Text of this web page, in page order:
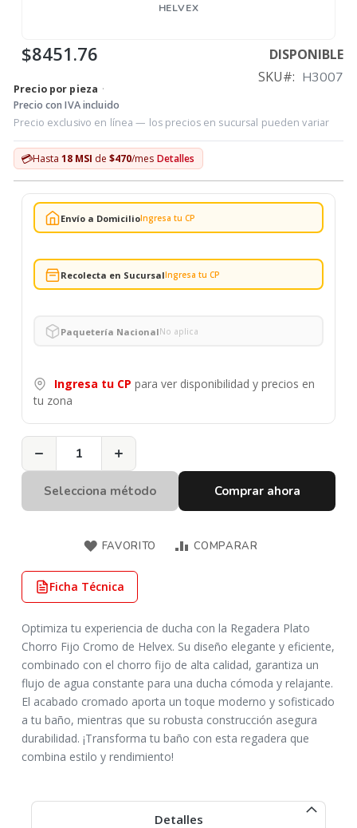
HELVEX
$8451.76
DISPONIBLE
SKU
H3007
Precio por pieza ·
Precio con IVA incluido
Precio exclusivo en línea — los precios en sucursal pueden variar
💳Hasta 18 MSI de $470/mes Detalles
Envío a DomicilioIngresa tu CP
Recolecta en SucursalIngresa tu CP
Paquetería NacionalNo aplica
Ingresa tu CP para ver disponibilidad y precios en
tu zona
− +
Selecciona método Comprar ahora
FAVORITO COMPARAR
Ficha Técnica
Optimiza tu experiencia de ducha con la Regadera Plato
Chorro Fijo Cromo de Helvex. Su diseño elegante y eficiente,
combinado con el chorro fijo de alta calidad, garantiza un
flujo de agua constante para una ducha cómoda y relajante.
El acabado cromado aporta un toque moderno y sofisticado
a tu baño, mientras que su robusta construcción asegura
durabilidad. ¡Transforma tu baño con esta regadera que
combina estilo y rendimiento!
Detalles